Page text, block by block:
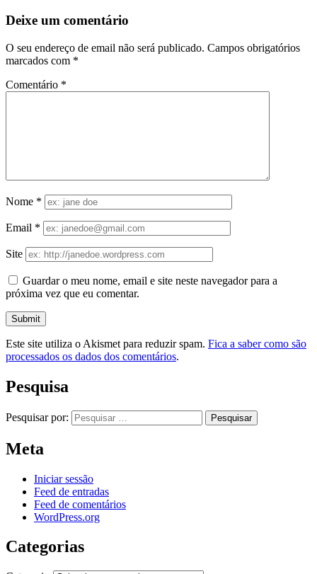
Deixe um comentário
O seu endereço de email não será publicado. Campos obrigatórios
marcados com *
Comentário *
Nome *
Email *
Site
Guardar o meu nome, email e site neste navegador para a
próxima vez que eu comentar.
Este site utiliza o Akismet para reduzir spam. Fica a saber como são
processados os dados dos comentários.
Pesquisa
Pesquisar por:
Meta
Iniciar sessão
Feed de entradas
Feed de comentários
WordPress.org
Categorias